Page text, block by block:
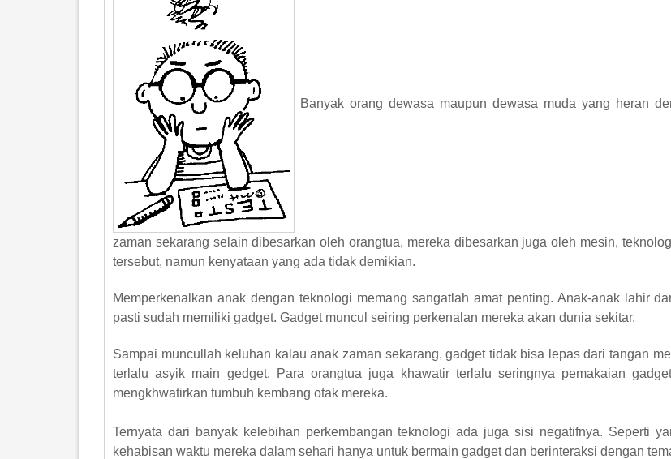
Banyak orang dewasa maupun dewasa muda yang heran
zaman sekarang selain dibesarkan oleh orangtua, mereka dibesarkan juga oleh mesin,
tersebut, namun kenyataan yang ada tidak demikian.
Memperkenalkan anak dengan teknologi memang sangatlah amat penting. Anak-anak lahir
pasti sudah memiliki gadget. Gadget muncul seiring perkenalan mereka akan dunia sekitar.
Sampai muncullah keluhan kalau anak zaman sekarang, gadget tidak bisa lepas dari tangan
terlalu asyik main gedget. Para orangtua juga khawatir terlalu seringnya pemakaian
mengkhwatirkan tumbuh kembang otak mereka.
Ternyata dari banyak kelebihan perkembangan teknologi ada juga sisi negatifnya. Seperti
kehabisan waktu mereka dalam sehari hanya untuk bermain gadget dan berinteraksi dengan